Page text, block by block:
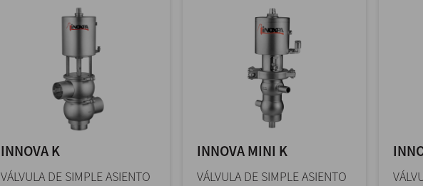
INNOVA K
VÁLVULA DE SIMPLE ASIENTO
INNOVA MINI K
VÁLVULA DE SIMPLE ASIENTO